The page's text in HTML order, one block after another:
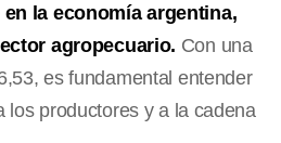
la economía argentina,
agropecuario. Con una
es fundamental entender
los productores y a la cadena